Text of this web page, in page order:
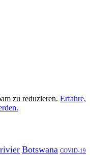
zu reduzieren. Erfahre,
Botswana COVID-19